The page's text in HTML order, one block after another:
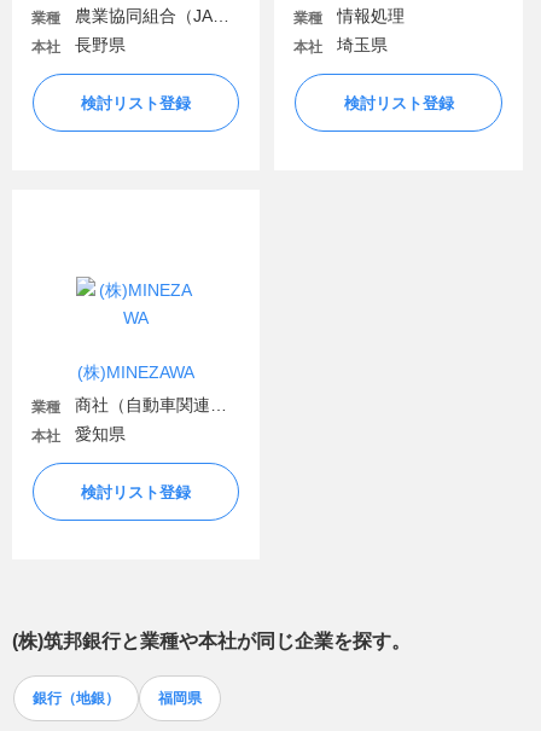
業種
本社 長野県
検討リスト登録
業種 情報処理
本社 埼玉県
検討リスト登録
(株)MINEZAWA
業種
本社 愛知県
検討リスト登録
(株)筑邦銀行と業種や本社が同じ企業を探す。
銀行（地銀） 福岡県